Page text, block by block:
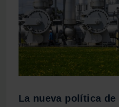
La nueva política